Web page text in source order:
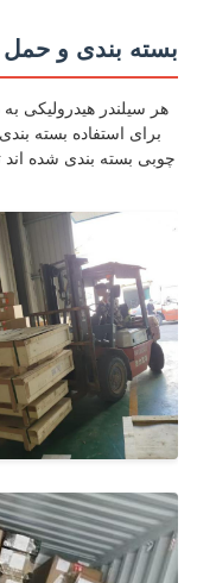
بندی و حمل
سیلندر هیدرولیکی به
استفاده بسته بندی
بسته بندی شده اند تا